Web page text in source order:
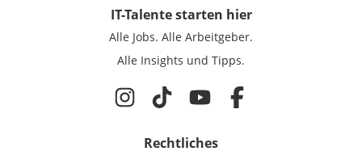
IT-Talentestarten hier
Alle Jobs. Alle Arbeitgeber.
Alle Insights und Tipps.
Rechtliches